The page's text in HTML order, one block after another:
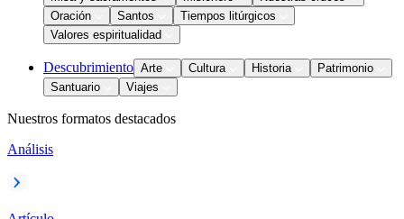
Oración
Santos
Tiempos litúrgicos
Valores espiritualidad
Descubrimiento Arte Cultura Historia
Patrimonio
Santuario
Viajes
Nuestros formatos destacados
Análisis